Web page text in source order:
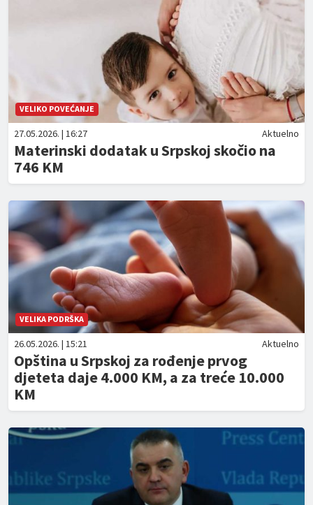
VELIKO POVEĆANJE
27.05.2026. | 16:27 Aktuelno
Materinski dodatak u Srpskoj skočio na
746 KM
VELIKA PODRŠKA
26.05.2026. | 15:21 Aktuelno
Opština u Srpskoj za rođenje prvog
djeteta daje 4.000 KM, a za treće 10.000
KM